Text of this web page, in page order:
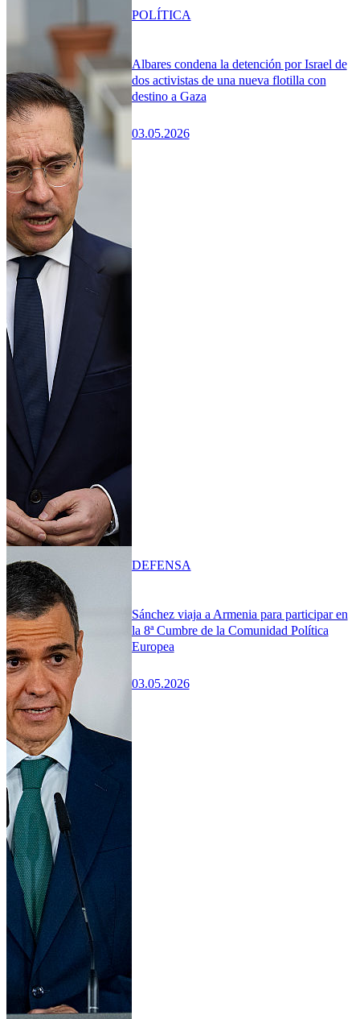
Albares condena la detención por Israel de
dos activistas de una nueva flotilla con
destino a Gaza
03.05.2026
POLÍTICA
Sánchez viaja a Armenia para participar en
la 8ª Cumbre de la Comunidad Política
Europea
03.05.2026
DEFENSA